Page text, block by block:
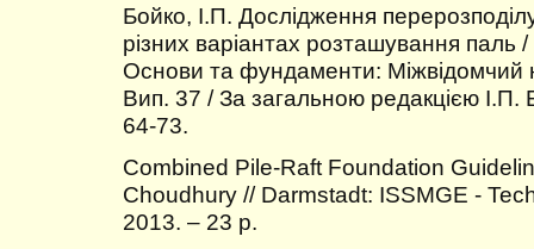
Бойко, І.П. Дослідження
різних варіантах розташування паль
Основи та фундаменти: Міжвідомчий
Вип. 37 / За загальною редакцією
64-73.
Combined Pile-Raft Foundation
Choudhury // Darmstadt: ISSMGE -
2013. – 23 p.